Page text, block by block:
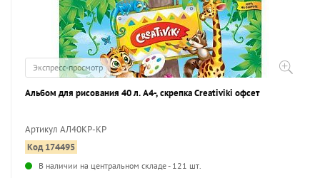
Экспресс-просмотр
Альбом для рисования 40 л. А4-, скрепка Creativiki офсет
Артикул АЛ40КР-КР
Код 174495
В наличии на центральном складе - 121 шт.